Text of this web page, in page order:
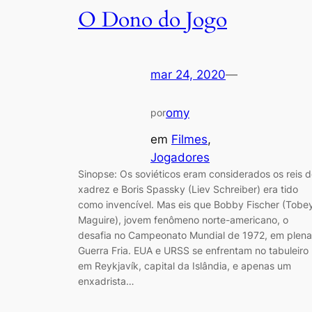
O Dono do Jogo
mar 24, 2020—
poromy
em Filmes
Jogadores
Sinopse: Os soviéticos eram considerados os reis
xadrez e Boris Spassky (Liev Schreiber) era tido
como invencível. Mas eis que Bobby Fischer
Maguire), jovem fenômeno norte-americano, o
desafia no Campeonato Mundial de 1972, em plena
Guerra Fria. EUA e URSS se enfrentam no tabuleiro
em Reykjavík, capital da Islândia, e apenas um
enxadrista…